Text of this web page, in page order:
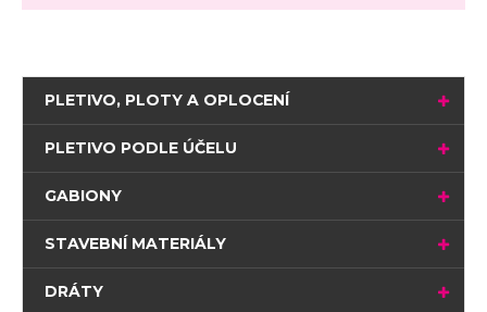
PLETIVO, PLOTY A OPLOCENÍ
PLETIVO PODLE ÚČELU
GABIONY
STAVEBNÍ MATERIÁLY
DRÁTY